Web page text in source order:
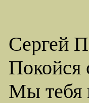
Сергей
Покойся
Мы тебя